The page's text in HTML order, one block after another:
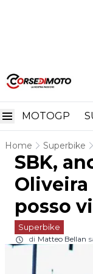
MOTOGP
Home Superbike
SBK,
Oliveira
posso
Superbike
di Matteo Bellan